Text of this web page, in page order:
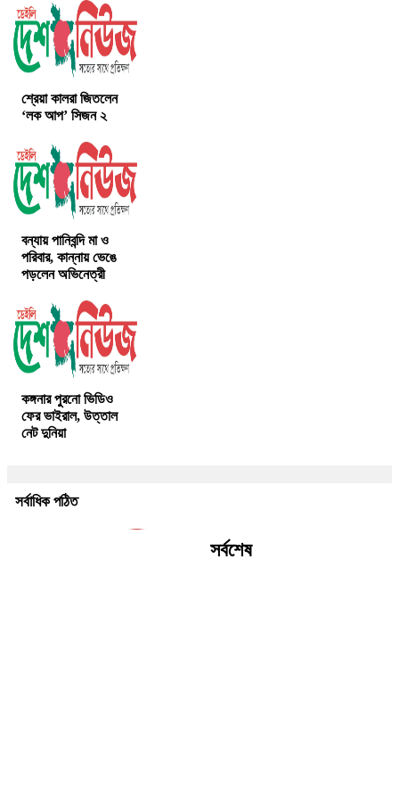
শ্রেয়া কালরা জিতলেন
‘লক আপ’ সিজন ২
বন্যায় পানিবন্দি মা ও
পরিবার, কান্নায় ভেঙে
পড়লেন অভিনেত্রী
কঙ্গনার পুরনো ভিডিও
ফের ভাইরাল, উত্তাল
নেট দুনিয়া
সর্বাধিক পঠিত
সর্বশেষ